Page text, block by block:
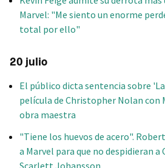
Marvel: "Me siento un enorme
total por ello"
20 julio
El público dicta sentencia sobre
película de Christopher Nolan con
obra maestra
"Tiene los huevos de acero".
a Marvel para que no despidieran
Scarlett Johansson